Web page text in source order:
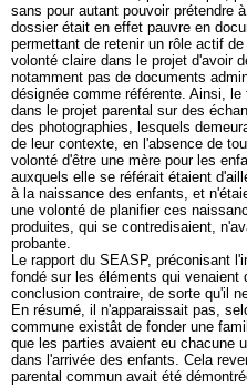
sans pour autant pouvoir prétendre
dossier était en effet pauvre en
permettant de retenir un rôle actif
volonté claire dans le projet d'avoir
notamment pas de documents
désignée comme référente. Ainsi,
dans le projet parental sur des
des photographies, lesquels
de leur contexte, en l'absence de
volonté d'être une mère pour les
auxquels elle se référait étaient
à la naissance des enfants, et
une volonté de planifier ces
produites, qui se contredisaient,
probante.
Le rapport du SEASP, préconisant
fondé sur les éléments qui venaient
conclusion contraire, de sorte qu'il
En résumé, il n'apparaissait pas,
commune existât de fonder une
que les parties avaient eu chacune
dans l'arrivée des enfants. Cela
parental commun avait été